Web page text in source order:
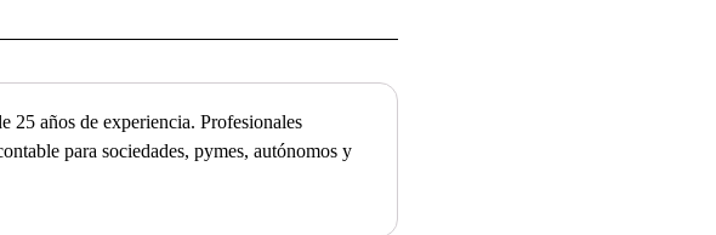
25 años de experiencia. Profesionales
para sociedades, pymes, autónomos y